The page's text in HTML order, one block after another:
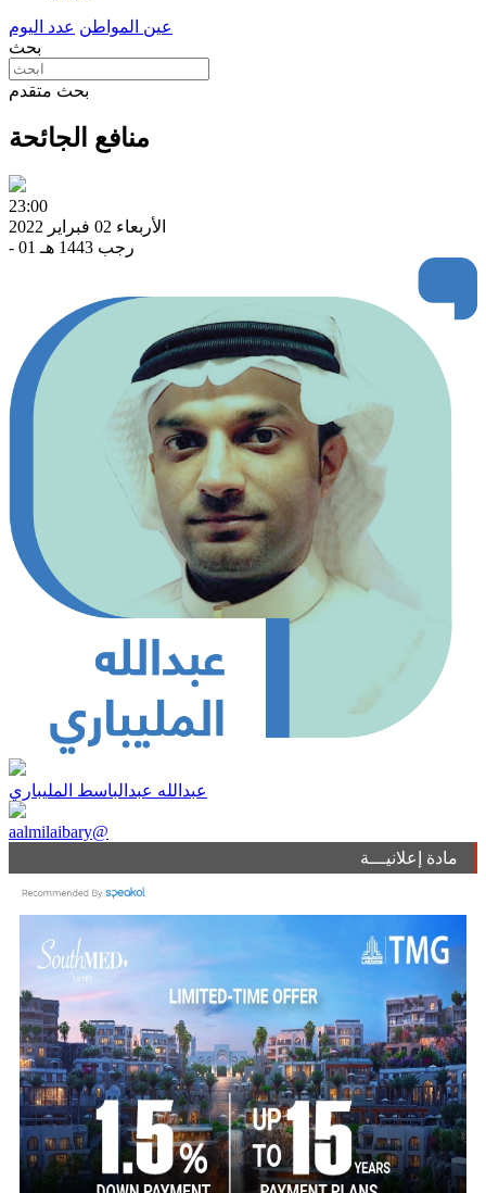
عين المواطن عدد اليوم
بحث
بحث متقدم
منافع الجائحة
23:00
الأربعاء 02 فبراير 2022
- 01 رجب 1443 هـ
عبدالله عبدالباسط المليباري
aalmilaibary@
مادة إعلانيـــة